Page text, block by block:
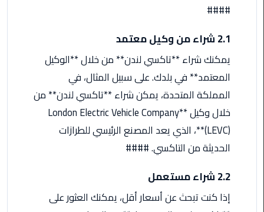
ليموزين
مطار
سفنكس
خدمة
ليموزين
الغردقة
ليموزين
دهب
القاهرة
والعكس
####
2.1 شراء من وكيل معتمد
يمكنك شراء **تاكسي لندن** من خلال **الوكيل
المعتمد** في بلدك. على سبيل المثال، في
المملكة المتحدة، يمكن شراء **تاكسي لندن** من
خلال وكيل **London Electric Vehicle Company
(LEVC)**، الذي يعد المصنع الرئيسي للطرازات
الحديثة من التاكسي. ####
2.2 شراء مستعمل
إذا كنت تبحث عن أسعار أقل، يمكنك العثور على